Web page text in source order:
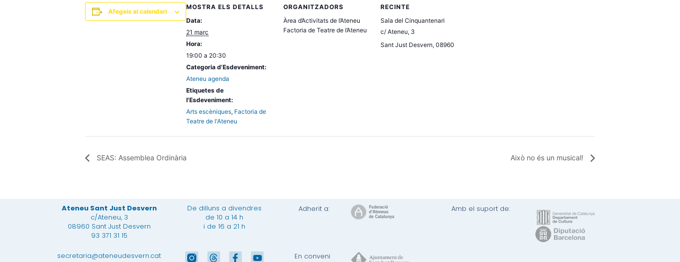
Afegeix al calendari
MOSTRA ELS DETALLS
Data:
21 març
Hora:
19:00 a 20:30
Categoria d'Esdeveniment:
Ateneu agenda
Etiquetes de
l'Esdeveniment:
Arts escèniques, Factoria de
Teatre de l'Ateneu
ORGANITZADORS
Àrea d’Activitats de l’Ateneu
Factoria de Teatre de l’Ateneu
RECINTE
Sala del Cinquantenari
c/ Ateneu, 3
Sant Just Desvern, 08960
SEAS: Assemblea Ordinària Això no és un musical!
Ateneu Sant Just Desvern
c/Ateneu, 3
08960 Sant Just Desvern
93 371 31 15
De dilluns a divendres
de 10 a 14 h
i de 16 a 21 h
Adherit a: Amb el suport de:
secretaria@ateneudesvern.cat
T
F
Y
En conveni